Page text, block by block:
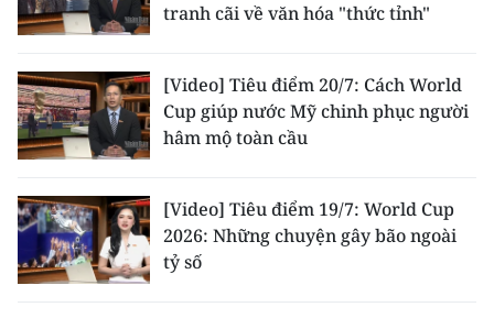
tranh cãi về văn hóa "thức tỉnh"
[Video] Tiêu điểm 20/7: Cách World
Cup giúp nước Mỹ chinh phục người
hâm mộ toàn cầu
[Video] Tiêu điểm 19/7: World Cup
2026: Những chuyện gây bão ngoài
tỷ số